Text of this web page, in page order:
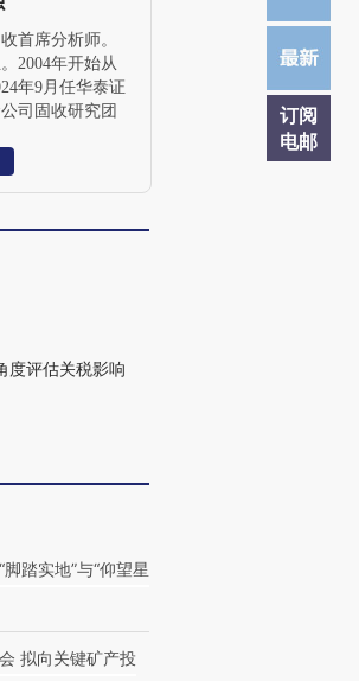
订阅
电邮
首席分析师。
2004年开始从
年9月任华泰证
司固收研究团
益研究首席分
度评估关税影响
踏实地”与“仰望星
拟向关键矿产投